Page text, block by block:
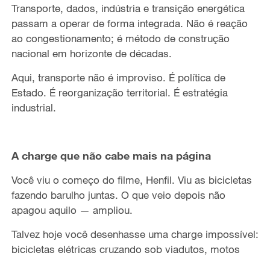
Transporte, dados, indústria e transição energética
passam a operar de forma integrada. Não é reação
ao congestionamento; é método de construção
nacional em horizonte de décadas.
Aqui, transporte não é improviso. É política de
Estado. É reorganização territorial. É estratégia
industrial.
A charge que não cabe mais na página
Você viu o começo do filme, Henfil. Viu as bicicletas
fazendo barulho juntas. O que veio depois não
apagou aquilo — ampliou.
Talvez hoje você desenhasse uma charge impossível:
bicicletas elétricas cruzando sob viadutos, motos